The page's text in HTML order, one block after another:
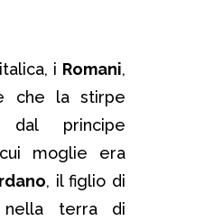
i Romani,
che la stirpe
dal principe
moglie era
, il figlio di
terra di